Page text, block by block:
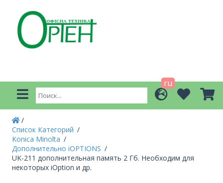
ru
Список Категорий
Konica Minolta
Дополнительно iOPTIONS
UK-211 дополнительная память 2 Гб. Необходим для
некоторых iOption и др.